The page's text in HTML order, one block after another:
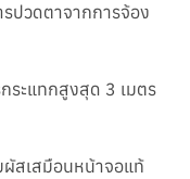
ปวดตาจากการจ้อง
ระแทกสูงสุด 3 เมตร
ผัสเสมือนหน้าจอแท้